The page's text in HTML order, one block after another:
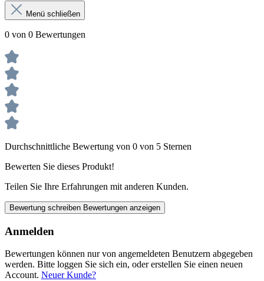
Menü schließen
0 von 0 Bewertungen
Durchschnittliche Bewertung von 0 von 5 Sternen
Bewerten Sie dieses Produkt!
Teilen Sie Ihre Erfahrungen mit anderen Kunden.
Bewertung schreiben Bewertungen anzeigen
Anmelden
Bewertungen können nur von angemeldeten Benutzern abgegeben
werden. Bitte loggen Sie sich ein, oder erstellen Sie einen neuen
Account. Neuer Kunde?